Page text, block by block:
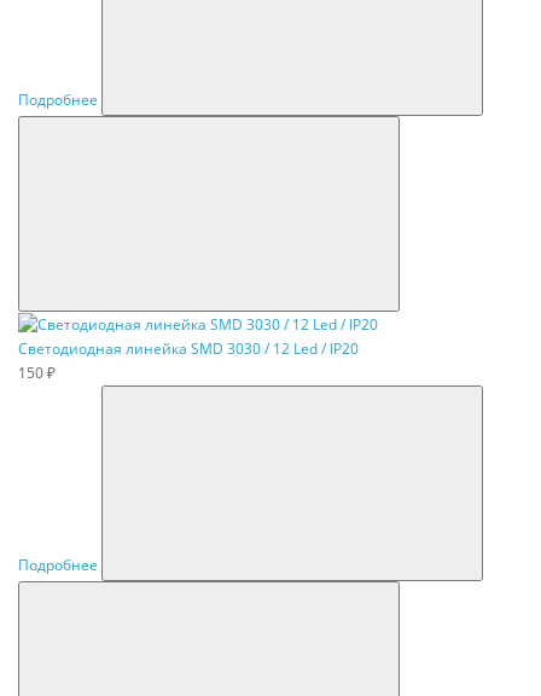
Подробнее
Светодиодная линейка SMD 3030 / 12 Led / IP20
150 ₽
Подробнее